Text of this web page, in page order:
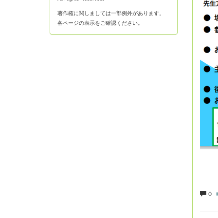
0
著作権に関しましては一部例外があります。
各ページの表示をご確認ください。